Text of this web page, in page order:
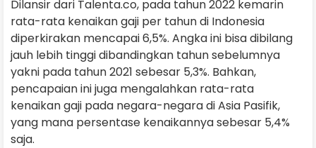
Dilansir dari Talenta.co, pada tahun 2022 kemarin
rata-rata kenaikan gaji per tahun di Indonesia
diperkirakan mencapai 6,5%. Angka ini bisa dibilang
jauh lebih tinggi dibandingkan tahun sebelumnya
yakni pada tahun 2021 sebesar 5,3%. Bahkan,
pencapaian ini juga mengalahkan rata-rata
kenaikan gaji pada negara-negara di Asia Pasifik,
yang mana persentase kenaikannya sebesar 5,4%
saja.